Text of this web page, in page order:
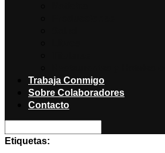
Trabaja Conmigo
Sobre Colaboradores
Contacto
Etiquetas: